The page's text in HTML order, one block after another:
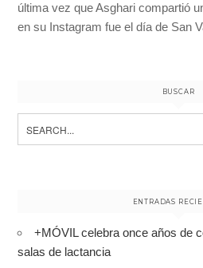
última vez que Asghari compartió
en su Instagram fue el día de San
BUSCAR
ENTRADAS
+MÓVIL celebra once años de
salas de lactancia